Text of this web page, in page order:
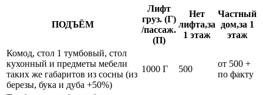
ПОДЪЁМ
Лифт
груз. (Г)
/пассаж.
(П)
Нет
лифта,за
1 этаж
Частный
дом,за 1
этаж
Комод, стол 1 тумбовый, стол
кухонный и предметы мебели
таких же габаритов из сосны (из
березы, бука и дуба +50%)
1000 Г 500
от 500 +
по факту